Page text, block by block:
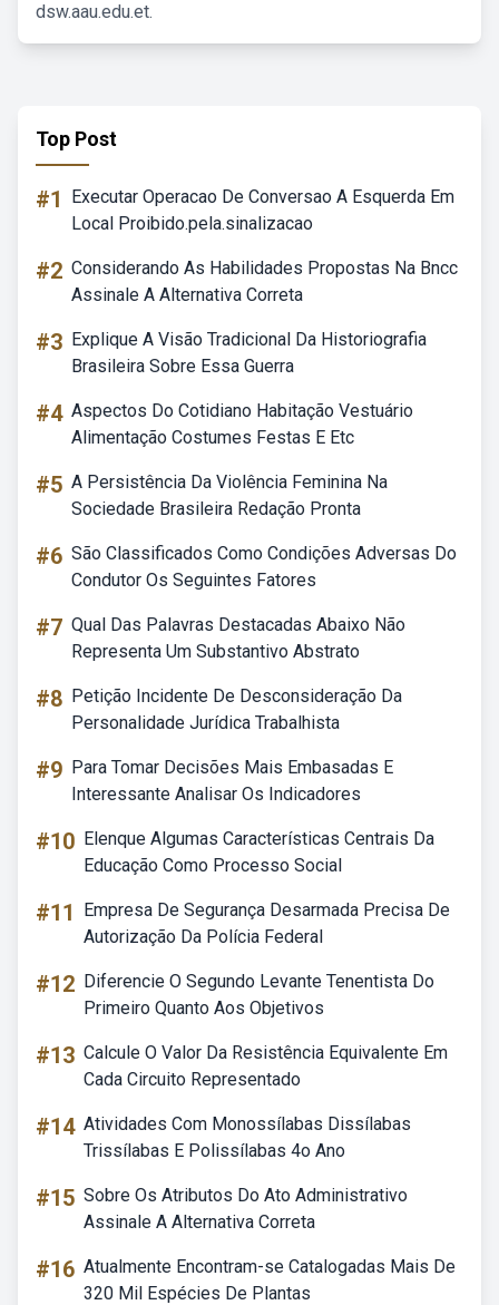
dsw.aau.edu.et.
Top Post
#1
Executar Operacao De Conversao A Esquerda Em
Local Proibido.pela.sinalizacao
#2 Considerando As Habilidades Propostas Na Bncc
Assinale A Alternativa Correta
#3 Explique A Visão Tradicional Da Historiografia
Brasileira Sobre Essa Guerra
#4 Aspectos Do Cotidiano Habitação Vestuário
Alimentação Costumes Festas E Etc
#5 A Persistência Da Violência Feminina Na
Sociedade Brasileira Redação Pronta
#6 São Classificados Como Condições Adversas Do
Condutor Os Seguintes Fatores
#7 Qual Das Palavras Destacadas Abaixo Não
Representa Um Substantivo Abstrato
#8 Petição Incidente De Desconsideração Da
Personalidade Jurídica Trabalhista
#9 Para Tomar Decisões Mais Embasadas E
Interessante Analisar Os Indicadores
#10 Elenque Algumas Características Centrais Da
Educação Como Processo Social
#11
Empresa De Segurança Desarmada Precisa De
Autorização Da Polícia Federal
#12 Diferencie O Segundo Levante Tenentista Do
Primeiro Quanto Aos Objetivos
#13 Calcule O Valor Da Resistência Equivalente Em
Cada Circuito Representado
#14 Atividades Com Monossílabas Dissílabas
Trissílabas E Polissílabas 4o Ano
#15 Sobre Os Atributos Do Ato Administrativo
Assinale A Alternativa Correta
#16 Atualmente Encontram-se Catalogadas Mais De
320 Mil Espécies De Plantas